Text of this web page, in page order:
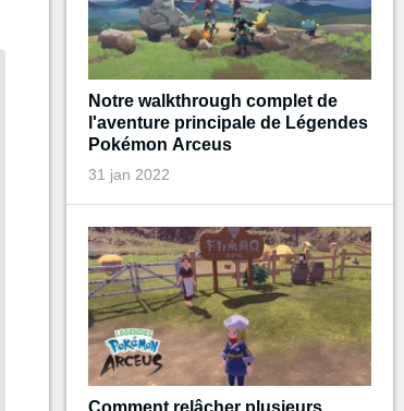
Notre walkthrough complet de
l'aventure principale de Légendes
Pokémon Arceus
31 jan 2022
Comment relâcher plusieurs